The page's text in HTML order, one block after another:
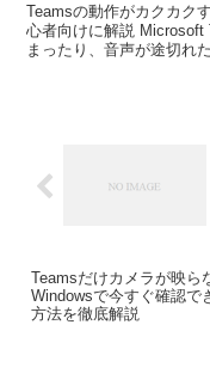
Teamsの動作がカクカク
心者向けに解説 Microsoft
まったり、音声が途切れ
Teamsだけカメラが映ら
Windowsで今すぐ確認で
方法を徹底解説